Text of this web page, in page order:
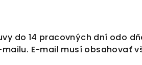
do 14 pracovných dní odo
E-mail musí obsahovať